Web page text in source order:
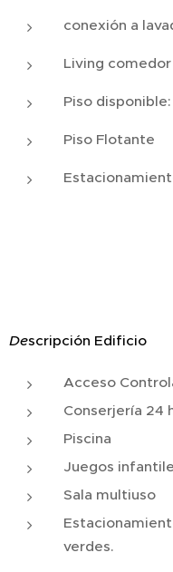
conexión a
Living
Piso
Piso Flotante
Descripción Edificio
Acceso
Conserjería 24
Piscina
Juegos
Sala multiuso
verdes.